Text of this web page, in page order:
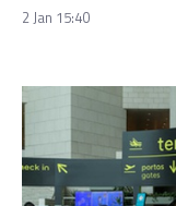
2 Jan 15:40